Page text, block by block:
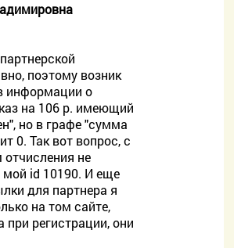
поэтому возник
информации о
на 106 р. имеющий
но в графе "сумма
0. Так вот вопрос, с
не
мой id 10190. И еще
для партнера я
на том сайте,
при регистрации, они